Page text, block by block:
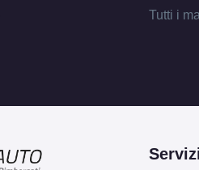
Tutti i